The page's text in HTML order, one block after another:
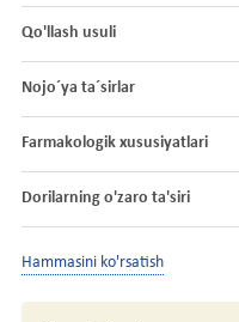
Qo'llash usuli
Nojo´ya ta´sirlar
Farmakologik xususiyatlari
Dorilarning o'zaro ta'siri
Hammasini ko'rsatish